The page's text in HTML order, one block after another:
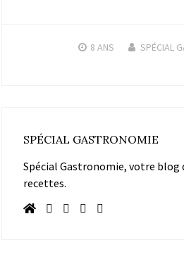
8 ANS SPÉCIAL
SPÉCIAL GASTRONOMIE
Spécial Gastronomie, votre blog
recettes.